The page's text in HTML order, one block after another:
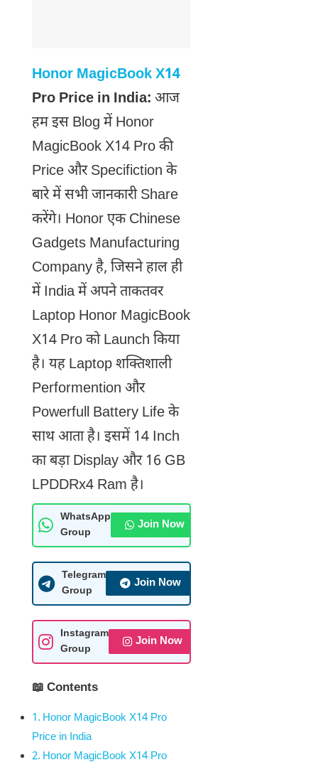
Honor MagicBook X14
Pro Price in India: आज
हम इस Blog में Honor
MagicBook X14 Pro की
Price और Specifiction के
बारे में सभी जानकारी Share
करेंगे। Honor एक Chinese
Gadgets Manufacturing
Company है, जिसने हाल ही
में India में अपने ताकतवर
Laptop Honor MagicBook
X14 Pro को Launch किया
है। यह Laptop शक्तिशाली
Performention और
Powerfull Battery Life के
साथ आता है। इसमें 14 Inch
का बड़ा Display और 16 GB
LPDDRx4 Ram है।
WhatsApp
Group
Join Now
Telegram
Group
Join Now
Instagram
Group
Join Now
📖 Contents
Honor MagicBook X14 Pro
Price in India
Honor MagicBook X14 Pro